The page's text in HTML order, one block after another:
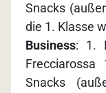
Snacks
die 1. Klasse
Business: 1.
Snacks